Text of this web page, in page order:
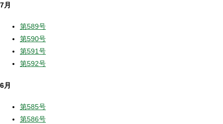
7月
第589号
第590号
第591号
第592号
6月
第585号
第586号